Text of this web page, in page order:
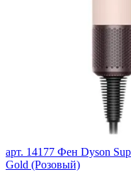
арт. 14177 Фен Dyson
Gold (Розовый)